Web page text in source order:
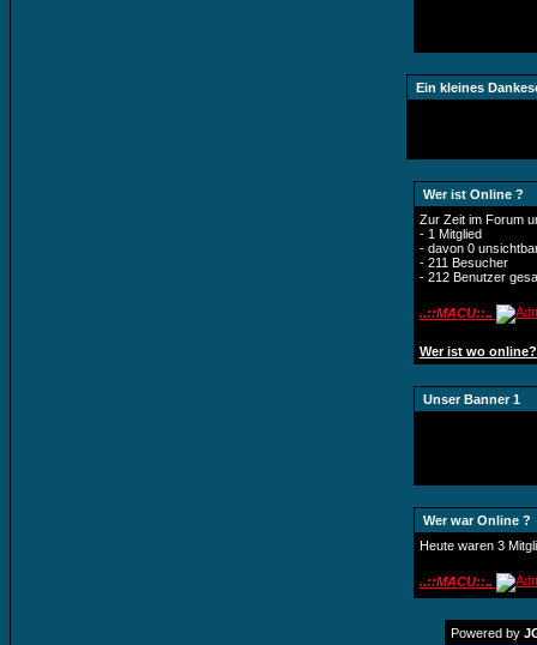
Ein kleines
Wer ist Online ?
Zur Zeit im Forum
- 1 Mitglied
- davon 0
- 211 Besucher
- 212 Benutzer
..::MACU::..
Wer ist wo online?
Unser Banner 1
Wer war Online ?
Heute waren 3
..::MACU::..
Powered by